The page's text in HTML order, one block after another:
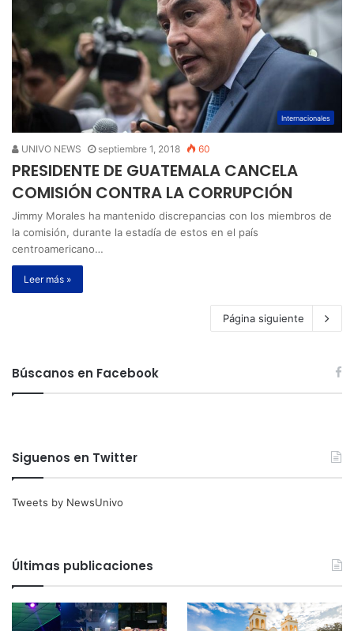
Internacionales
UNIVO NEWS septiembre 1, 2018 60
PRESIDENTE DE GUATEMALA CANCELA
COMISIÓN CONTRA LA CORRUPCIÓN
Jimmy Morales ha mantenido discrepancias con los miembros de
la comisión, durante la estadía de estos en el país
centroamericano…
Leer más »
Página siguiente
Búscanos en Facebook
Siguenos en Twitter
Tweets by NewsUnivo
Últimas publicaciones